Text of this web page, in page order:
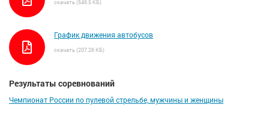
скачать (546.5 КБ)
График движения автобусов
скачать (207.26 КБ)
Результаты соревнований
Чемпионат России по пулевой стрельбе, мужчины и женщины